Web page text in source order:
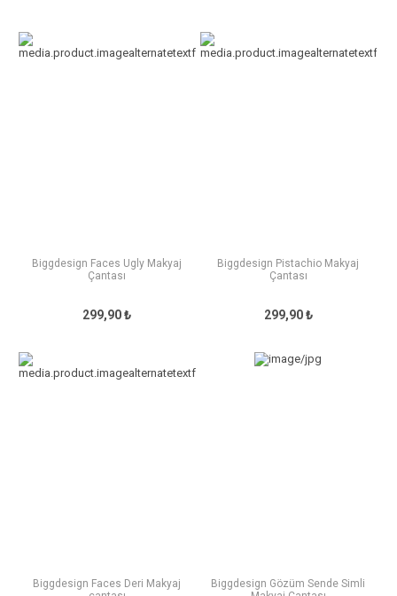
Biggdesign Faces Ugly Makyaj
Çantası
299,90 ₺
Biggdesign Pistachio Makyaj
Çantası
299,90 ₺
Biggdesign Faces Deri Makyaj
Biggdesign Gözüm Sende Simli